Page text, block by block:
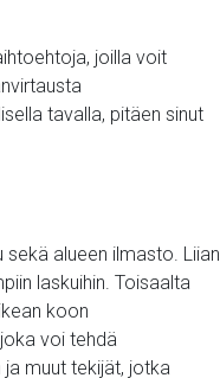
joilla voit
tavalla, pitäen sinut
alueen ilmasto. Liian
laskuihin. Toisaalta
koon
voi tehdä
muut tekijät, jotka